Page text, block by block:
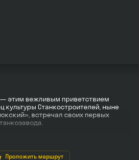
этим вежливым приветствием
культуры Станкостроителей, ныне
встречал своих первых
602 места (статус Дворца был
«Рязаньгражданпроект».
Проложить маршрут